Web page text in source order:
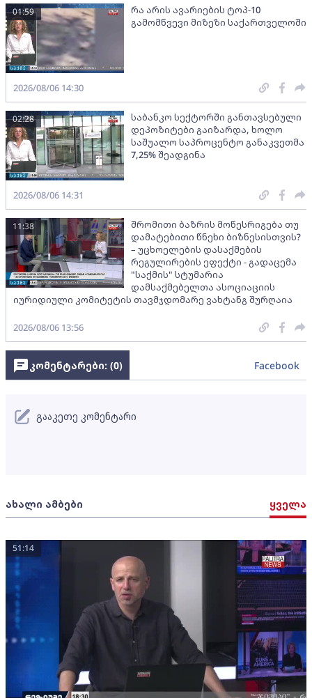
რა არის ავარიების ტოპ-10
გამომწვევი მიზეზი საქართველოში
01:59
2026/08/06 14:30
საბანკო სექტორში განთავსებული
დეპოზიტები გაიზარდა, ხოლო
საშუალო საპროცენტო განაკვეთმა
7,25% შეადგინა
02:28
2026/08/06 14:31
შრომითი ბაზრის მოწესრიგება თუ
დამატებითი წნეხი ბიზნესისთვის?
– უცხოელების დასაქმების
რეგულირების ეფექტი - გადაცემა
"საქმის" სტუმარია
დამსაქმებელთა ასოციაციის
იურიდიული კომიტეტის თავმჯდომარე ვახტანგ შურღაია
11:38
2026/08/06 13:56
ახალი ამბები ყველა
51:14
კომენტარები: (0) Facebook
გააკეთე კომენტარი